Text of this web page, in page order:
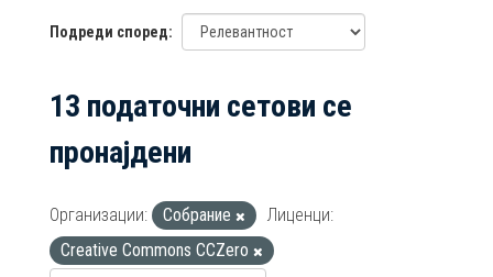
Подреди според
13 податочни сетови се
пронајдени
Организации: Собрание
Лиценци:
Creative Commons CCZero